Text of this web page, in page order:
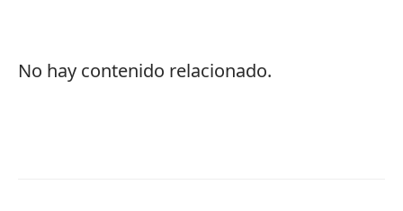
No hay contenido relacionado.